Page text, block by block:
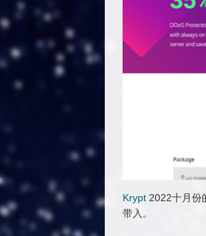
Krypt 2022十月份
带入。